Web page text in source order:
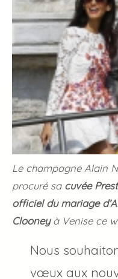
Le champagne Alain
procuré sa cuvée
officiel du mariage
Clooneyà Venise ce
Nous
vœux aux